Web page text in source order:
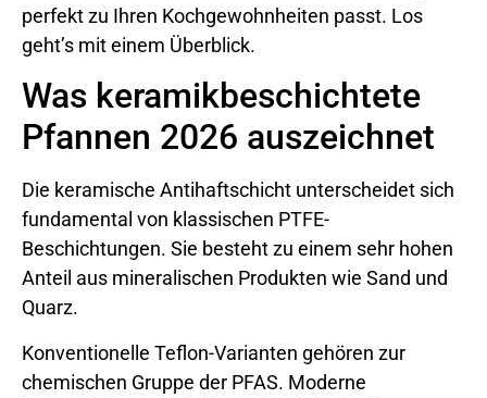
perfekt zu Ihren Kochgewohnheiten passt. Los
geht’s mit einem Überblick.
Was keramikbeschichtete
Pfannen 2026 auszeichnet
Die keramische Antihaftschicht unterscheidet sich
fundamental von klassischen PTFE-
Beschichtungen. Sie besteht zu einem sehr hohen
Anteil aus mineralischen Produkten wie Sand und
Quarz.
Konventionelle Teflon-Varianten gehören zur
chemischen Gruppe der PFAS. Moderne